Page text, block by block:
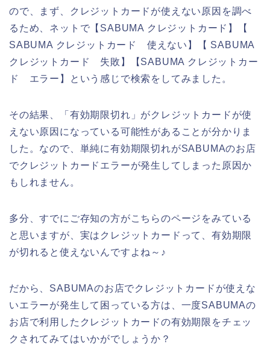
ので、まず、クレジットカードが使えない原因を調べ
るため、ネットで【SABUMA クレジットカード】【
SABUMA クレジットカード 使えない】【 SABUMA
クレジットカード 失敗】【SABUMA クレジットカー
ド エラー】という感じで検索をしてみました。
その結果、「有効期限切れ」がクレジットカードが使
えない原因になっている可能性があることが分かりま
した。なので、単純に有効期限切れがSABUMAのお店
でクレジットカードエラーが発生してしまった原因か
もしれません。
多分、すでにご存知の方がこちらのページをみている
と思いますが、実はクレジットカードって、有効期限
が切れると使えないんですよね～♪
だから、SABUMAのお店でクレジットカードが使えな
いエラーが発生して困っている方は、一度SABUMAの
お店で利用したクレジットカードの有効期限をチェッ
クされてみてはいかがでしょうか？